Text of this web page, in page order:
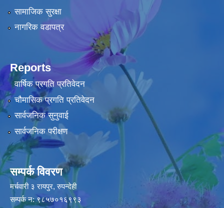
सामाजिक सुरक्षा
नागरिक वडापत्र
Reports
वार्षिक प्रगति प्रतिवेदन
चौमासिक प्रगति प्रतिवेदन
सार्वजनिक सुनुवाई
सार्वजनिक परीक्षण
सम्पर्क विवरण
मर्चवारी ३ रायपुर, रुपन्देही
सम्पर्क न: ९८५७०१६९९३